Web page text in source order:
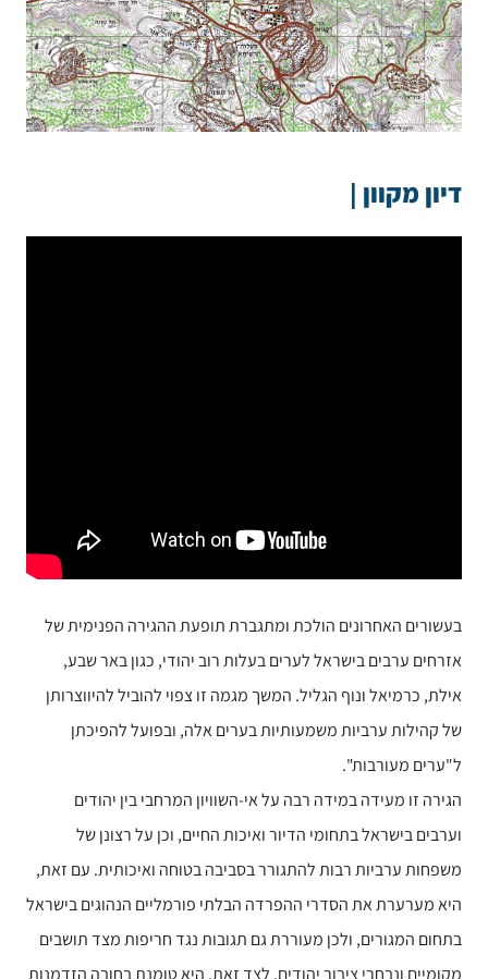
דיון מקוון |
בעשורים האחרונים הולכת ומתגברת תופעת ההגירה הפנימית של
אזרחים ערבים בישראל לערים בעלות רוב יהודי, כגון באר שבע,
אילת, כרמיאל ונוף הגליל. המשך מגמה זו צפוי להוביל להיווצרותן
של קהילות ערביות משמעותיות בערים אלה, ובפועל להפיכתן
ל"ערים מעורבות".
הגירה זו מעידה במידה רבה על אי-השוויון המרחבי בין יהודים
וערבים בישראל בתחומי הדיור ואיכות החיים, וכן על רצונן של
משפחות ערביות רבות להתגורר בסביבה בטוחה ואיכותית. עם זאת,
היא מערערת את הסדרי ההפרדה הבלתי פורמליים הנהוגים בישראל
בתחום המגורים, ולכן מעוררת גם תגובות נגד חריפות מצד תושבים